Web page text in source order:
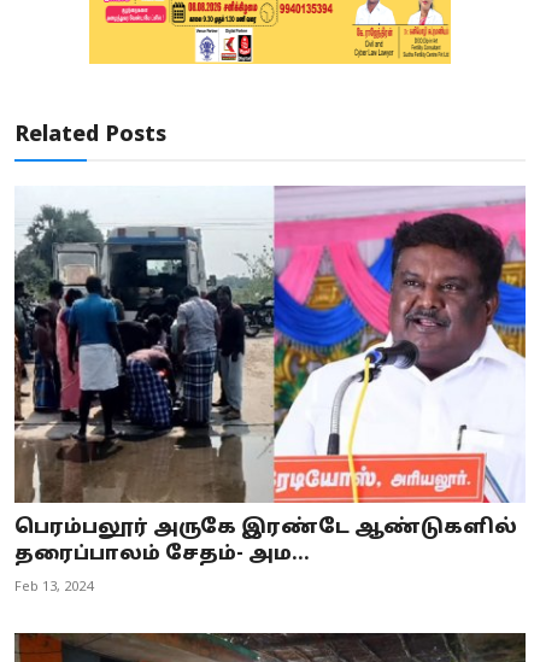
Related Posts
பெரம்பலூர் அருகே இரண்டே ஆண்டுகளில்
தரைப்பாலம் சேதம்- அம...
Feb 13, 2024